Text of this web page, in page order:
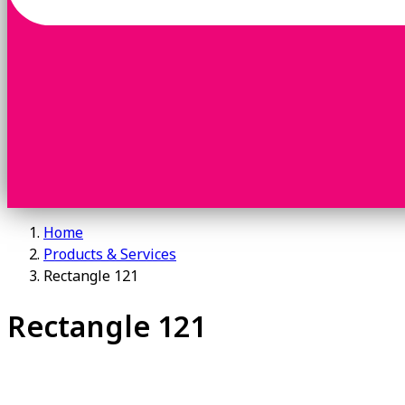
Home
Products & Services
Rectangle 121
Rectangle 121